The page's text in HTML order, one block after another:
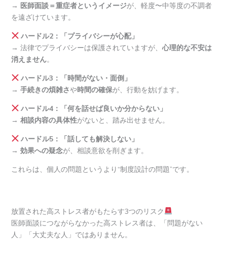
→ 医師面談＝重症者というイメージが、軽度〜中等度の不調者
を遠ざけています。
ハードル2：「プライバシーが心配」
→ 法律でプライバシーは保護されていますが、 心理的な不安は
消えません。
ハードル3：「時間がない・面倒」
→ 手続きの煩雑さや時間の確保が、行動を妨げます。
ハードル4：「何を話せば良いか分からない」
→ 相談内容の具体性がないと、踏み出せません。
ハードル5：「話しても解決しない」
→ 効果への疑念が、相談意欲を削ぎます。
これらは、個人の問題というより“制度設計の問題”です。
放置された高ストレス者がもたらす3つのリスク
医師面談につながらなかった高ストレス者は、「問題がない
人」「大丈夫な人」ではありません。